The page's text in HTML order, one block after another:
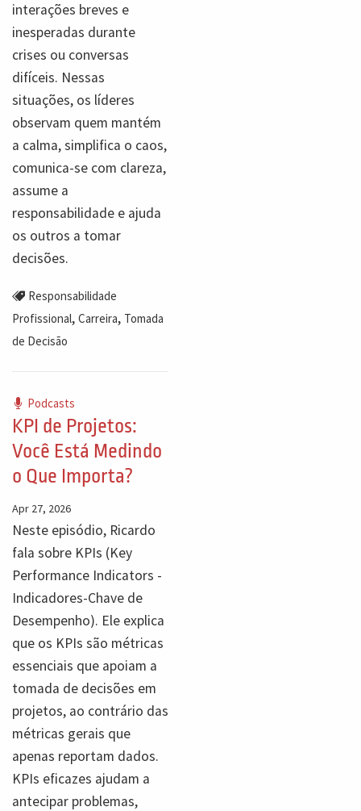
interações breves e
inesperadas durante
crises ou conversas
difíceis. Nessas
situações, os líderes
observam quem mantém
a calma, simplifica o caos,
comunica-se com clareza,
assume a
responsabilidade e ajuda
os outros a tomar
decisões.
Responsabilidade
Profissional, Carreira, Tomada
de Decisão
Podcasts
KPI de Projetos:
Você Está Medindo
o Que Importa?
Apr 27, 2026
Neste episódio, Ricardo
fala sobre KPIs (Key
Performance Indicators -
Indicadores-Chave de
Desempenho). Ele explica
que os KPIs são métricas
essenciais que apoiam a
tomada de decisões em
projetos, ao contrário das
métricas gerais que
apenas reportam dados.
KPIs eficazes ajudam a
antecipar problemas,